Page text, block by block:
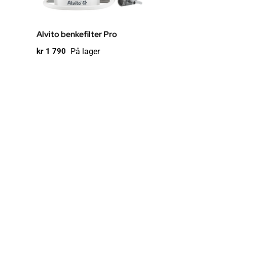
Alvito benkefilter Pro
kr 1 790 På lager